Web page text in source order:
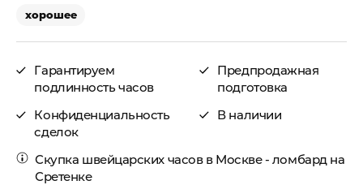
хорошее
Гарантируем
подлинность часов
Конфиденциальность
сделок
Предпродажная
подготовка
В наличии
Скупка швейцарских часов в Москве- ломбард на
Сретенке